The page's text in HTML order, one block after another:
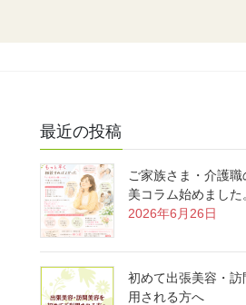
最近の投稿
ご家族さま・介護職
美コラム始めました
2026年6月26日
初めて出張美容・訪
用される方へ